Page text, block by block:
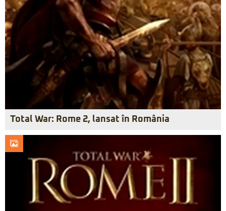
Total War: Rome 2, lansat în România